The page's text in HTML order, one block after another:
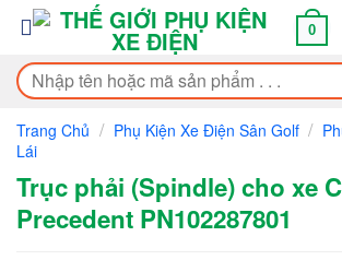
qua
nội
dung
0
Tìm
kiếm:
Trang Chủ / Phụ Kiện Xe Điện Sân Golf /
Lái
Trục phải (Spindle) cho xe
Precedent PN102287801